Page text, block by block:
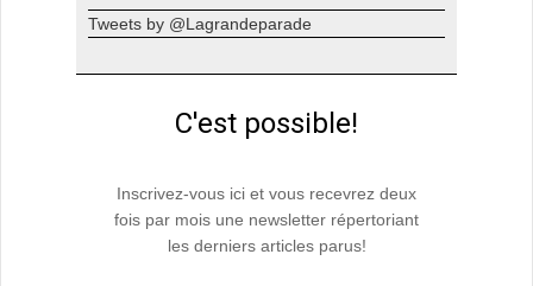
Tweets by @Lagrandeparade
C'est possible!
Inscrivez-vous ici et vous recevrez deux
fois par mois une newsletter répertoriant
les derniers articles parus!